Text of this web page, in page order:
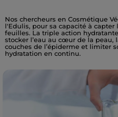
Nos chercheurs en Cosmétique
l'Edulis, pour sa capacité à
feuilles. La triple action
stocker l’eau au cœur de la peau,
couches de l’épiderme et limiter
hydratation en continu.